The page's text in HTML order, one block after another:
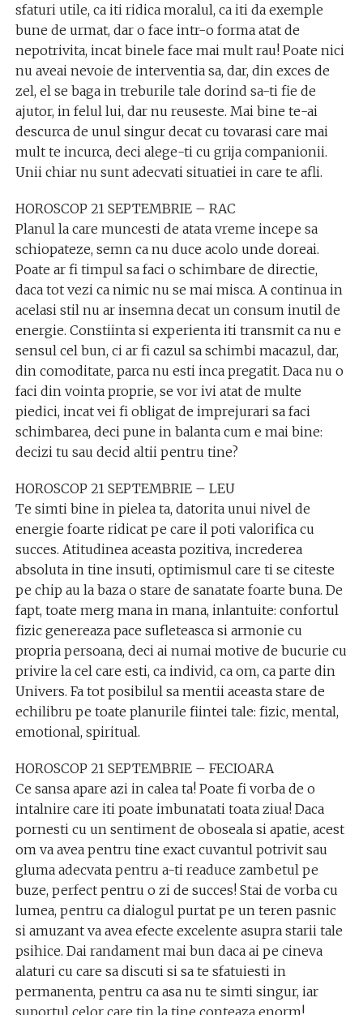
sfaturi utile, ca iti ridica moralul, ca iti da exemple
bune de urmat, dar o face intr-o forma atat de
nepotrivita, incat binele face mai mult rau! Poate nici
nu aveai nevoie de interventia sa, dar, din exces de
zel, el se baga in treburile tale dorind sa-ti fie de
ajutor, in felul lui, dar nu reuseste. Mai bine te-ai
descurca de unul singur decat cu tovarasi care mai
mult te incurca, deci alege-ti cu grija companionii.
Unii chiar nu sunt adecvati situatiei in care te afli.
HOROSCOP 21 SEPTEMBRIE – RAC
Planul la care muncesti de atata vreme incepe sa
schiopateze, semn ca nu duce acolo unde doreai.
Poate ar fi timpul sa faci o schimbare de directie,
daca tot vezi ca nimic nu se mai misca. A continua in
acelasi stil nu ar insemna decat un consum inutil de
energie. Constiinta si experienta iti transmit ca nu e
sensul cel bun, ci ar fi cazul sa schimbi macazul, dar,
din comoditate, parca nu esti inca pregatit. Daca nu o
faci din vointa proprie, se vor ivi atat de multe
piedici, incat vei fi obligat de imprejurari sa faci
schimbarea, deci pune in balanta cum e mai bine:
decizi tu sau decid altii pentru tine?
HOROSCOP 21 SEPTEMBRIE – LEU
Te simti bine in pielea ta, datorita unui nivel de
energie foarte ridicat pe care il poti valorifica cu
succes. Atitudinea aceasta pozitiva, increderea
absoluta in tine insuti, optimismul care ti se citeste
pe chip au la baza o stare de sanatate foarte buna. De
fapt, toate merg mana in mana, inlantuite: confortul
fizic genereaza pace sufleteasca si armonie cu
propria persoana, deci ai numai motive de bucurie cu
privire la cel care esti, ca individ, ca om, ca parte din
Univers. Fa tot posibilul sa mentii aceasta stare de
echilibru pe toate planurile fiintei tale: fizic, mental,
emotional, spiritual.
HOROSCOP 21 SEPTEMBRIE – FECIOARA
Ce sansa apare azi in calea ta! Poate fi vorba de o
intalnire care iti poate imbunatati toata ziua! Daca
pornesti cu un sentiment de oboseala si apatie, acest
om va avea pentru tine exact cuvantul potrivit sau
gluma adecvata pentru a-ti readuce zambetul pe
buze, perfect pentru o zi de succes! Stai de vorba cu
lumea, pentru ca dialogul purtat pe un teren pasnic
si amuzant va avea efecte excelente asupra starii tale
psihice. Dai randament mai bun daca ai pe cineva
alaturi cu care sa discuti si sa te sfatuiesti in
permanenta, pentru ca asa nu te simti singur, iar
suportul celor care tin la tine conteaza enorm!